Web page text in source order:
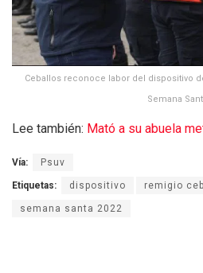
Ceballos reconoce labor del dispositivo
Semana
Lee también: Mató a su abuela
Vía: Psuv
Etiquetas: dispositivo remigio
semana santa 2022